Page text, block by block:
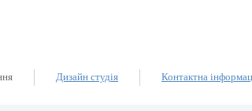
Дизайн студія Контактна